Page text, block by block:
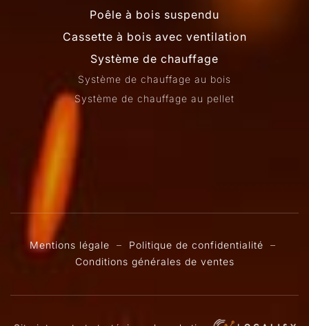
Poêle à bois suspendu
Cassette à bois avec ventilation
Système de chauffage
Système de chauffage au bois
Système de chauffage au pellet
Mentions légale – Politique de confidentialité –
Conditions générales de ventes